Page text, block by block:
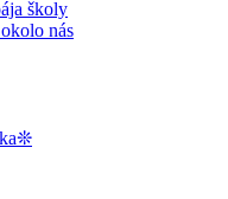
školy
nás